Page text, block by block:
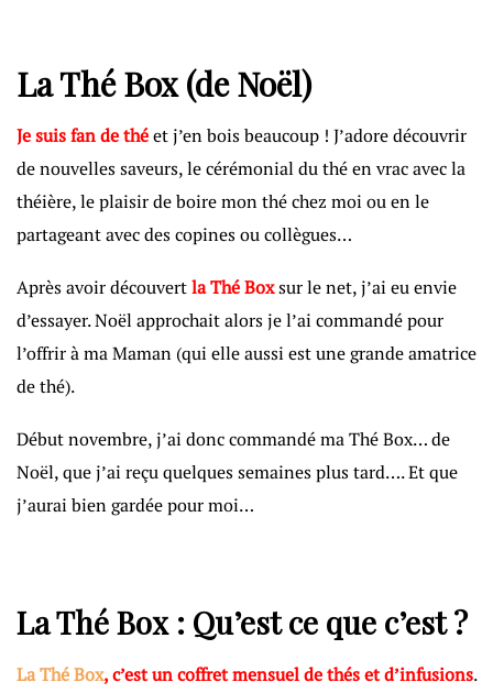
La Thé Box(de Noël)
Je suis fan de théet j’en bois beaucoup ! J’adore découvrir
de nouvelles saveurs, le cérémonial du thé en vrac avec la
théière, le plaisir de boire mon thé chez moi ou en le
partageant avec des copines ou collègues…
Après avoir découvertla Thé Boxsur le net, j’ai eu envie
d’essayer. Noël approchait alors je l’ai commandé pour
l’offrir à ma Maman (qui elle aussi est une grande amatrice
de thé).
Début novembre, j’ai donc commandé ma Thé Box… de
Noël, que j’ai reçu quelques semaines plus tard…. Et que
j’aurai bien gardée pour moi…
La Thé Box: Qu’est ce que c’est ?
La Thé Box, c’est un coffret mensuel de thés et d’infusions.